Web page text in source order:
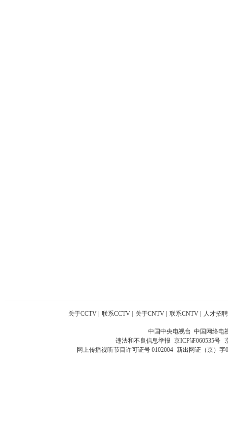
关于CCTV 联系CCTV 关于CNTV 联系CNTV 人才招聘
中国中央电视台 中国网络电
违法和不良信息举报 京ICP证060535号
网上传播视听节目许可证号 0102004 新出网证（京）